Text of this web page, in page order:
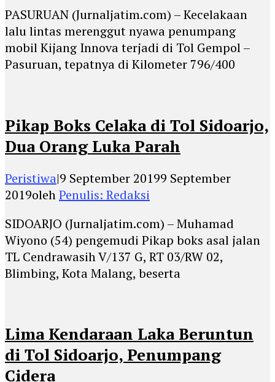
PASURUAN (Jurnaljatim.com) – Kecelakaan
lalu lintas merenggut nyawa penumpang
mobil Kijang Innova terjadi di Tol Gempol –
Pasuruan, tepatnya di Kilometer 796/400
Pikap Boks Celaka di Tol Sidoarjo,
Dua Orang Luka Parah
Peristiwa|9 September 20199 September
2019olehPenulis: Redaksi
SIDOARJO (Jurnaljatim.com) – Muhamad
Wiyono (54) pengemudi Pikap boks asal jalan
TL Cendrawasih V/137 G, RT 03/RW 02,
Blimbing, Kota Malang, beserta
Lima Kendaraan Laka Beruntun
di Tol Sidoarjo, Penumpang
Cidera